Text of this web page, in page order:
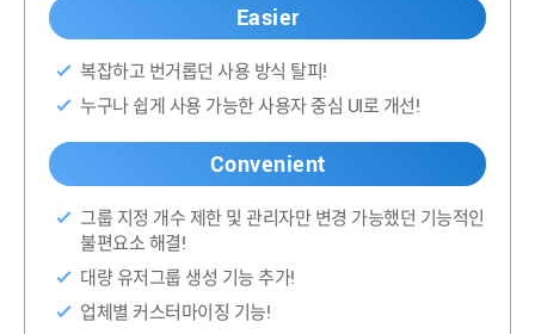
Easier
복잡하고 번거롭던 사용 방식 탈피!
누구나 쉽게 사용 가능한 사용자 중심 UI로 개선!
Convenient
그룹 지정 개수 제한 및 관리자만 변경 가능했던 기능적인
불편요소 해결!
대량 유저그룹 생성 기능 추가!
업체별 커스터마이징 기능!